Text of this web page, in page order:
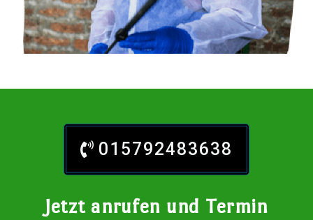
015792483638
Jetzt anrufen und Termin